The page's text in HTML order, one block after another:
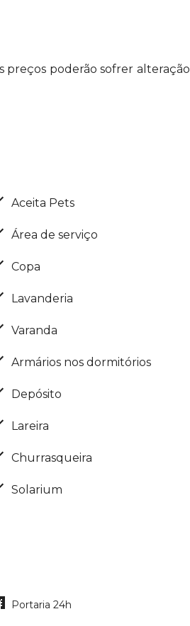
preços poderão sofrer alteração
Aceita Pets
Área de serviço
Copa
Lavanderia
Varanda
Armários nos dormitórios
Depósito
Lareira
Churrasqueira
Solarium
Portaria 24h